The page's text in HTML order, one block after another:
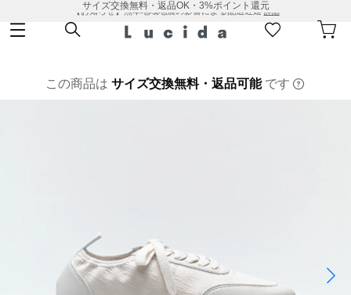
【お知らせ】熊本地域地震の影響による配送遅延詳細
サイズ交換無料・返品OK・3%ポイント還元
この商品は サイズ交換無料・返品可能 です